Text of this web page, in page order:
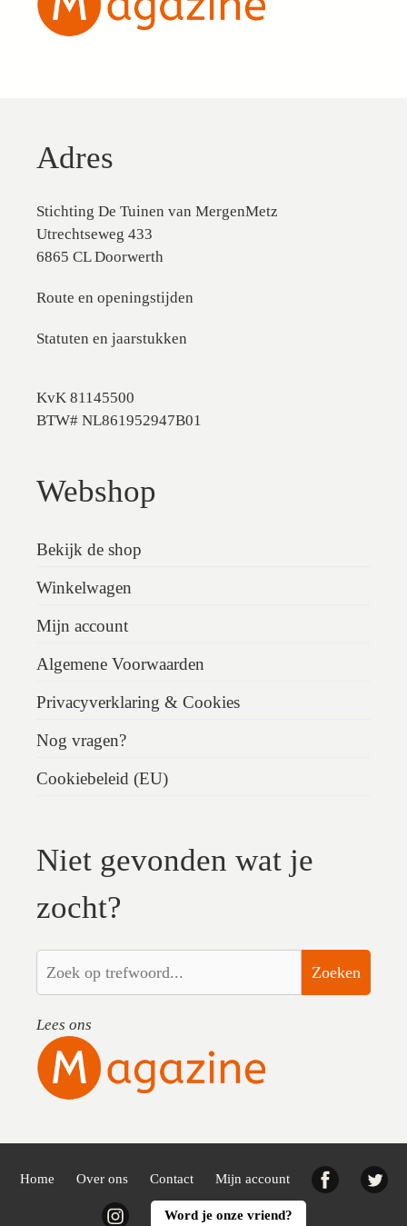
Adres
Stichting De Tuinen van MergenMetz
Utrechtseweg 433
6865 CL Doorwerth
Route en openingstijden
Statuten en jaarstukken
KvK 81145500
BTW# NL861952947B01
Webshop
Bekijk de shop
Winkelwagen
Mijn account
Algemene Voorwaarden
Privacyverklaring & Cookies
Nog vragen?
Cookiebeleid (EU)
Niet gevonden wat je
zocht?
Zoeken
Lees ons
Home Over ons Contact Mijn account Facebook
InstagramWord je onze vriend?